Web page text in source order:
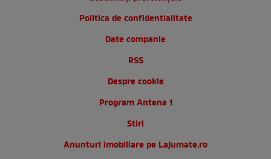
Politica de confidentialitate
Date companie
RSS
Despre cookie
Program Antena 1
Stiri
Anunturi imobiliare pe Lajumate.ro